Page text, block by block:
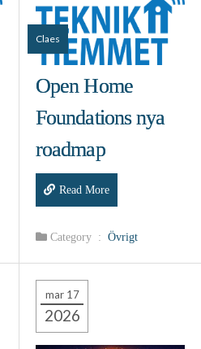
Claes
Open Home
Foundations nya
roadmap
Read More
Category : Övrigt
mar 17
2026